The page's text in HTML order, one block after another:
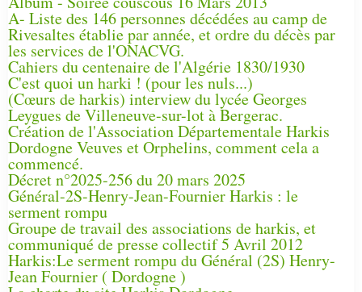
A- Liste des 146 personnes décédées au camp de
Rivesaltes établie par année, et ordre du décès par
les services de l'ONACVG.
Cahiers du centenaire de l'Algérie 1830/1930
C'est quoi un harki ! (pour les nuls...)
(Cœurs de harkis) interview du lycée Georges
Leygues de Villeneuve-sur-lot à Bergerac.
Création de l'Association Départementale Harkis
Dordogne Veuves et Orphelins, comment cela a
commencé.
Décret n°2025-256 du 20 mars 2025
Général-2S-Henry-Jean-Fournier Harkis : le
serment rompu
Groupe de travail des associations de harkis, et
communiqué de presse collectif 5 Avril 2012
Harkis:Le serment rompu du Général (2S) Henry-
Jean Fournier ( Dordogne )